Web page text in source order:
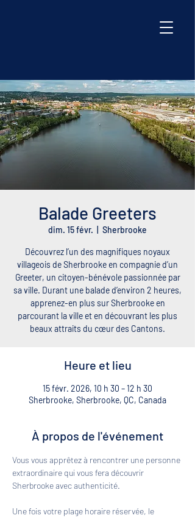
Balade Greeters
dim. 15 févr. Sherbrooke
Découvrez l’un des magnifiques noyaux
villageois de Sherbrooke en compagnie d’un
Greeter, un citoyen-bénévole passionnée par
sa ville. Durant une balade d’environ 2 heures,
apprenez-en plus sur Sherbrooke en
parcourant la ville et en découvrant les plus
beaux attraits du cœur des Cantons.
Heure et lieu
15 févr. 2026, 10 h 30 – 12 h 30
Sherbrooke, Sherbrooke, QC, Canada
À propos de l'événement
Vous vous apprêtez à rencontrer une personne
extraordinaire qui vous fera découvrir
Sherbrooke avec authenticité.
Une fois votre plage horaire réservée, le